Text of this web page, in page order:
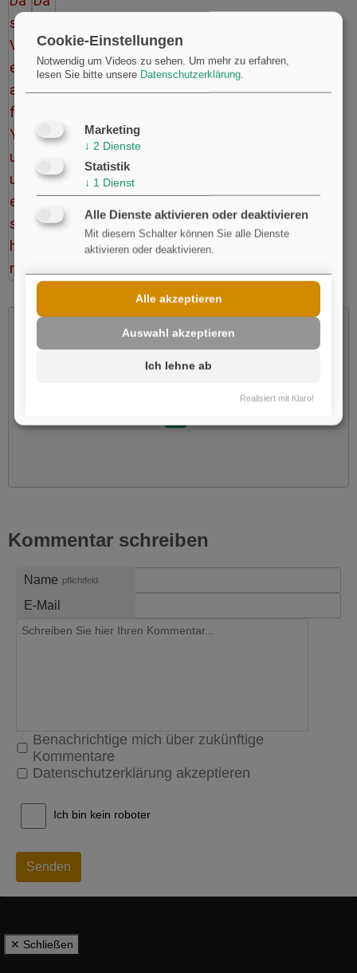
Kommentar schreiben
Name pflichtfeld
E-Mail
Benachrichtige mich über zukünftige
Kommentare
Datenschutzerklärung akzeptieren
Ich bin kein roboter
Senden
✕ Schließen
Cookie-Einstellungen
Notwendig um Videos zu sehen. Um mehr zu erfahren,
lesen Sie bitte unsere Datenschutzerklärung.
Marketing
↓ 2 Dienste
Statistik
↓ 1 Dienst
Alle Dienste aktivieren oder deaktivieren
Mit diesem Schalter können Sie alle Dienste
aktivieren oder deaktivieren.
Ich lehne ab
Auswahl akzeptieren
Alle akzeptieren
Realisiert mit Klaro!